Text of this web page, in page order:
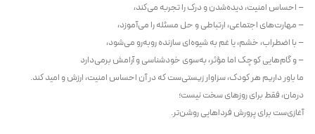
– احساس امنیت، دیده‌شدن و درک را تجربه می‌کند،
– مهارت‌های اجتماعی، ارتباطی و حل مسئله را می‌آموزد،
– با اضطراب، خشم، یا غم به شیوه‌ای سازنده روبه‌رو می‌شود،
– و گام‌هایی کوچک اما مؤثر، به‌سوی خودشناسی و آرامش برمی‌دارد
ما باور داریم هر کودک، سزاوار زیستی‌ست که در آن احساس امنیت، ارزش و امید کند.
درمان، فقط برای روزهای سخت نیست؛
آغازی‌ست برای پرورش فرداهایی روشن‌تر.